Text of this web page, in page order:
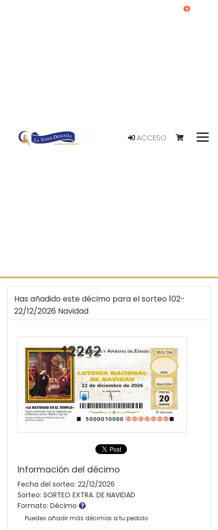
ACCESO
0
Has añadido este décimo para el sorteo 102-
22/12/2026 Navidad
Información del décimo
Fecha del sorteo: 22/12/2026
Sorteo: SORTEO EXTRA. DE NAVIDAD
Formato: Décimo
Puedes añadir más décimos a tu pedido